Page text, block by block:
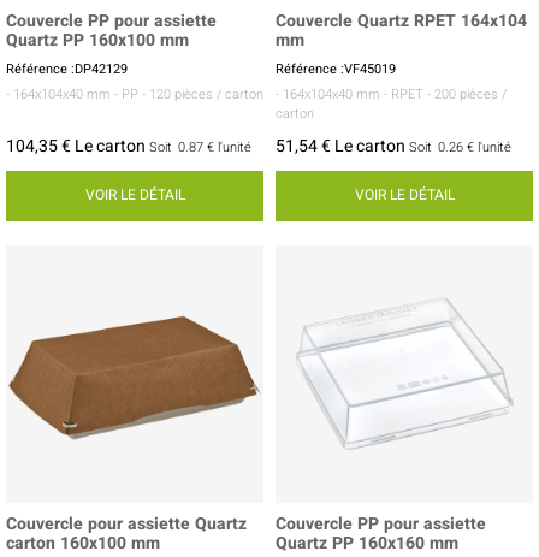
Couvercle PP pour assiette
Quartz PP 160x100 mm
Référence :DP42129
- 164x104x40 mm - PP - 120 pièces / carton
104,35 € Le carton Soit 0.87 € l'unité
VOIR LE DÉTAIL
Couvercle Quartz RPET 164x104
mm
Référence :VF45019
- 164x104x40 mm - RPET - 200 pièces /
carton
51,54 € Le carton Soit 0.26 € l'unité
VOIR LE DÉTAIL
Couvercle pour assiette Quartz
carton 160x100 mm
Couvercle PP pour assiette
Quartz PP 160x160 mm